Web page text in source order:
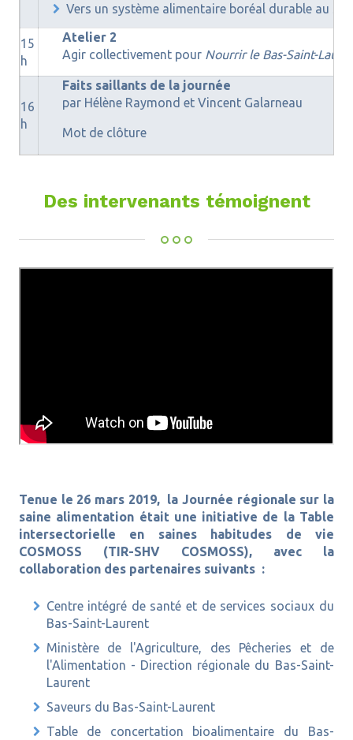
Vers un système alimentaire boréal durable au
15
h
Atelier 2
Agir collectivement pour Nourrir le Bas-Saint-
16
h
Faits saillants de la journée
par Hélène Raymond et Vincent Galarneau
Mot de clôture
Des intervenants témoignent
Tenue le 26 mars 2019, la Journée régionale sur la
saine alimentation était une initiative de la Table
intersectorielle en saines habitudes de vie
COSMOSS (TIR-SHV COSMOSS), avec la
collaboration des partenaires suivants :
Centre intégré de santé et de services sociaux du
Bas-Saint-Laurent
Ministère de l'Agriculture, des Pêcheries et de
l'Alimentation - Direction régionale du Bas-Saint-
Laurent
Saveurs du Bas-Saint-Laurent
Table de concertation bioalimentaire du Bas-